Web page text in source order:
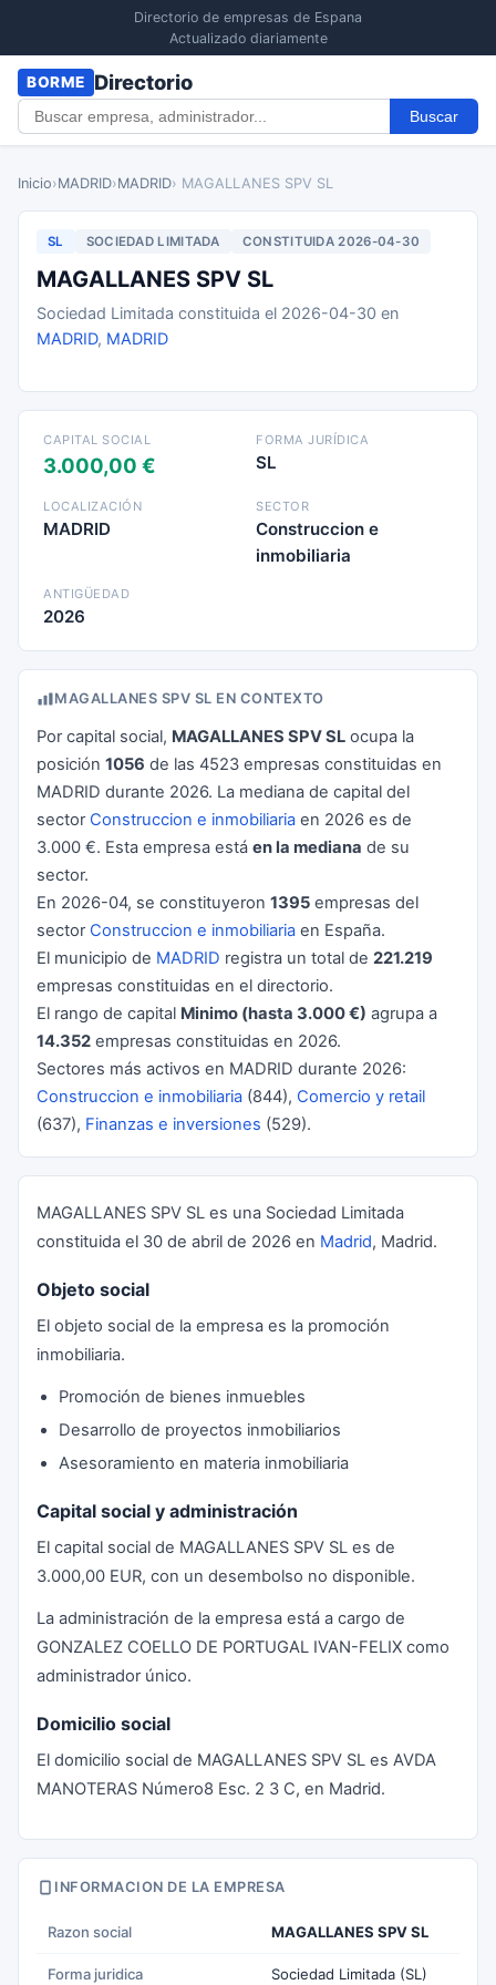
Directorio de empresas de Espana
Actualizado diariamente
BORME Directorio
Buscar
Inicio›MADRID›MADRID› MAGALLANES SPV SL
SL SOCIEDAD LIMITADA CONSTITUIDA 2026-04-30
MAGALLANES SPV SL
Sociedad Limitada constituida el 2026-04-30 en
MADRID, MADRID
CAPITAL SOCIAL
3.000,00 €
FORMA JURÍDICA
SL
LOCALIZACIÓN
MADRID
SECTOR
Construccion e
inmobiliaria
ANTIGÜEDAD
2026
MAGALLANES SPV SL EN CONTEXTO
Por capital social, MAGALLANES SPV SL ocupa la
posición 1056 de las 4523 empresas constituidas en
MADRID durante 2026. La mediana de capital del
sector Construccion e inmobiliaria en 2026 es de
3.000 €. Esta empresa está en la mediana de su
sector.
En 2026-04, se constituyeron 1395 empresas del
sector Construccion e inmobiliaria en España.
El municipio de MADRID registra un total de 221.219
empresas constituidas en el directorio.
El rango de capital Minimo (hasta 3.000 €) agrupa a
14.352 empresas constituidas en 2026.
Sectores más activos en MADRID durante 2026:
Construccion e inmobiliaria (844), Comercio y retail
(637), Finanzas e inversiones (529).
MAGALLANES SPV SL es una Sociedad Limitada
constituida el 30 de abril de 2026 en Madrid, Madrid.
Objeto social
El objeto social de la empresa es la promoción
inmobiliaria.
Promoción de bienes inmuebles
Desarrollo de proyectos inmobiliarios
Asesoramiento en materia inmobiliaria
Capital social y administración
El capital social de MAGALLANES SPV SL es de
3.000,00 EUR, con un desembolso no disponible.
La administración de la empresa está a cargo de
GONZALEZ COELLO DE PORTUGAL IVAN-FELIX como
administrador único.
Domicilio social
El domicilio social de MAGALLANES SPV SL es AVDA
MANOTERAS Número8 Esc. 2 3 C, en Madrid.
INFORMACION DE LA EMPRESA
Razon social MAGALLANES SPV SL
Forma juridica Sociedad Limitada (SL)